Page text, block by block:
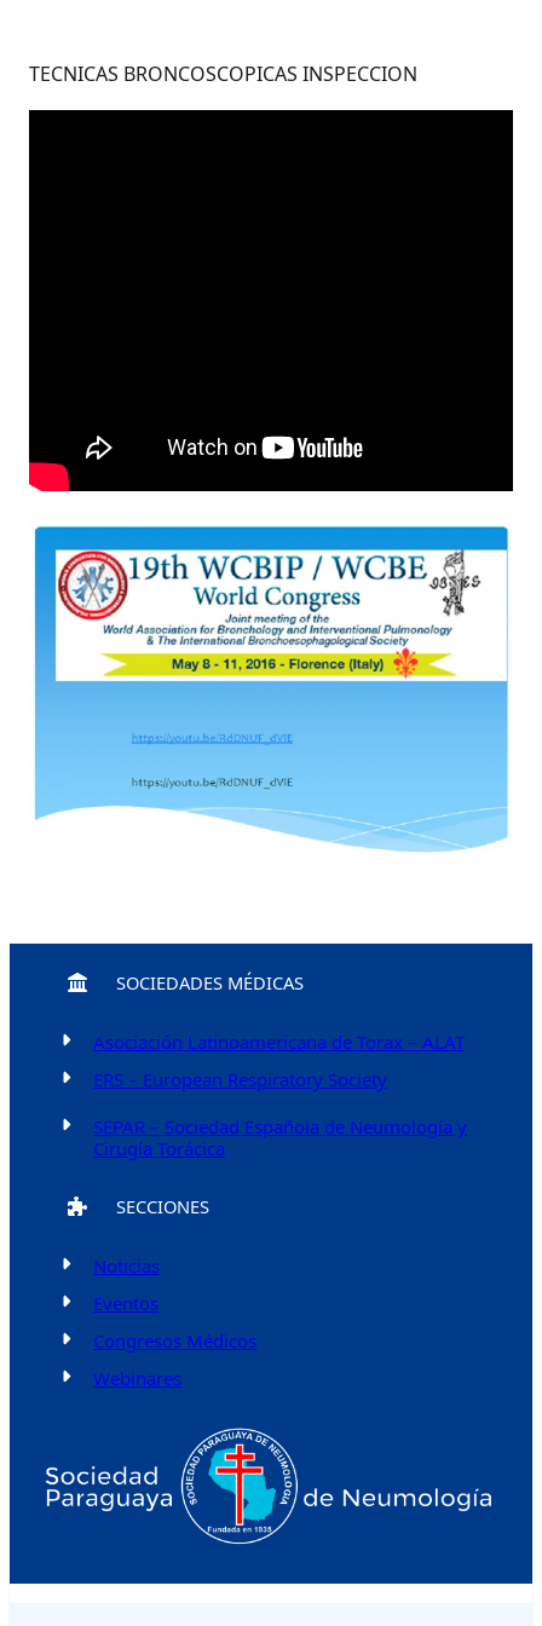
TECNICAS BRONCOSCOPICAS INSPECCION
SOCIEDADES MÉDICAS
Asociación Latinoamericana de Torax – ALAT
ERS – European Respiratory Society
SEPAR – Sociedad Española de Neumología y
Cirugía Torácica
SECCIONES
Noticias
Eventos
Congresos Médicos
Webinares